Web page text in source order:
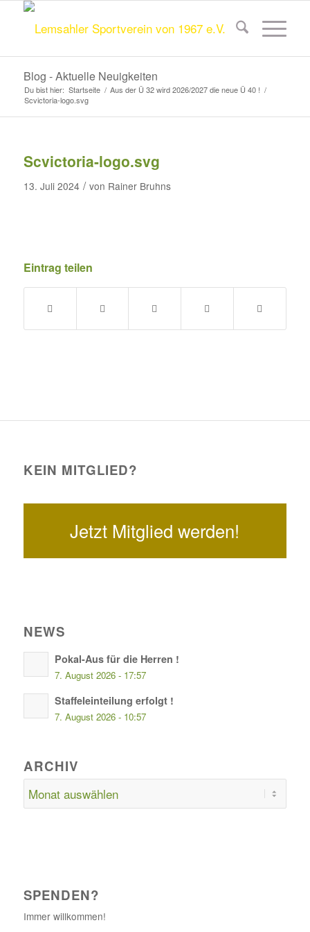
Blog - Aktuelle Neuigkeiten
Du bist hier: Startseite / Aus der Ü 32 wird 2026/2027 die neue Ü 40 ! /
Scvictoria-logo.svg
Scvictoria-logo.svg
13. Juli 2024 / von Rainer Bruhns
Eintrag teilen
KEIN MITGLIED?
Jetzt Mitglied werden!
NEWS
Pokal-Aus für die Herren !
7. August 2026 - 17:57
Staffeleinteilung erfolgt !
7. August 2026 - 10:57
ARCHIV
SPENDEN?
Immer willkommen!